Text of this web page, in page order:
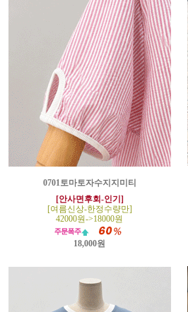
0701토마토자수지지미티
[안사면후회-인기]
[여름신상-한정수량만]
42000원->18000원
18,000원